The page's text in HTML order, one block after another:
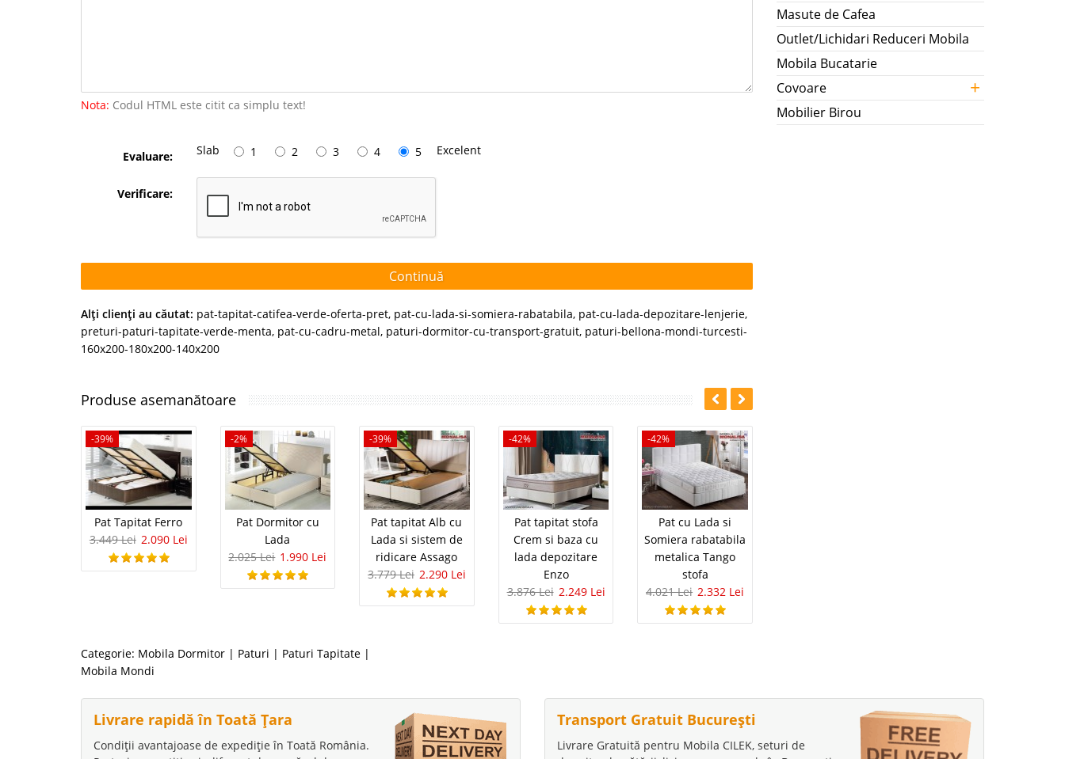
Nota: Codul HTML este citit ca simplu text!
Evaluare: Slab 1 2 3 4 5 Excelent
Verificare:
Continuă
Alţi clienţi au căutat: pat-tapitat-catifea-verde-oferta-pret, pat-cu-lada-si-somiera-rabatabila, pat-cu-lada-depozitare-lenjerie,
preturi-paturi-tapitate-verde-menta, pat-cu-cadru-metal, paturi-dormitor-cu-transport-gratuit, paturi-bellona-mondi-turcesti-
160x200-180x200-140x200
Produse asemanătoare
-39%
Pat Tapitat Ferro
3.449 Lei 2.090 Lei
-2%
Pat Dormitor cu
Lada
2.025 Lei 1.990 Lei
-39%
Pat tapitat Alb cu
Lada si sistem de
ridicare Assago
3.779 Lei 2.290 Lei
-42%
Pat tapitat stofa
Crem si baza cu
lada depozitare
Enzo
3.876 Lei 2.249 Lei
-42%
Pat cu Lada si
Somiera rabatabila
metalica Tango
stofa
4.021 Lei 2.332 Lei
Categorie: Mobila Dormitor | Paturi | Paturi Tapitate |
Mobila Mondi
Masute de Cafea
Outlet/Lichidari Reduceri Mobila
Mobila Bucatarie
Covoare
+
Mobilier Birou
Livrare rapidă în Toată Țara
Condiții avantajoase de expediție în Toată România.
Transport Gratuit București
Livrare Gratuită pentru Mobila CILEK, seturi de